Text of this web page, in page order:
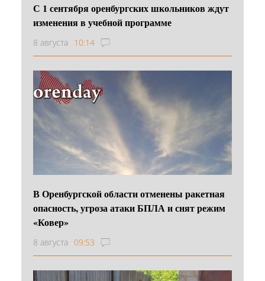
С 1 сентября оренбургских школьников ждут
изменения в учебной программе
8 августа 10:14
В Оренбургской области отменены ракетная
опасность, угроза атаки БПЛА и снят режим
«Ковер»
8 августа 09:53